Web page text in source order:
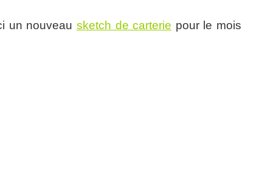
un nouveau sketch de carterie pour le mois